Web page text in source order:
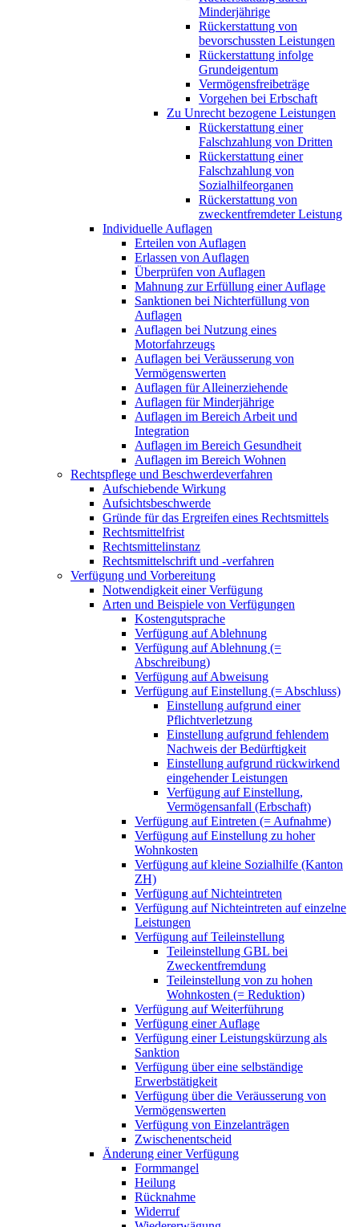
Minderjährige
Rückerstattung von
bevorschussten Leistungen
Rückerstattung infolge
Grundeigentum
Vermögensfreibeträge
Vorgehen bei Erbschaft
Zu Unrecht bezogene Leistungen
Rückerstattung einer
Falschzahlung von Dritten
Rückerstattung einer
Falschzahlung von
Sozialhilfeorganen
Rückerstattung von
zweckentfremdeter Leistung
Individuelle Auflagen
Erteilen von Auflagen
Erlassen von Auflagen
Überprüfen von Auflagen
Mahnung zur Erfüllung einer Auflage
Sanktionen bei Nichterfüllung von
Auflagen
Auflagen bei Nutzung eines
Motorfahrzeugs
Auflagen bei Veräusserung von
Vermögenswerten
Auflagen für Alleinerziehende
Auflagen für Minderjährige
Auflagen im Bereich Arbeit und
Integration
Auflagen im Bereich Gesundheit
Auflagen im Bereich Wohnen
Rechtspflege und Beschwerdeverfahren
Aufschiebende Wirkung
Aufsichtsbeschwerde
Gründe für das Ergreifen eines Rechtsmittels
Rechtsmittelfrist
Rechtsmittelinstanz
Rechtsmittelschrift und -verfahren
Verfügung und Vorbereitung
Notwendigkeit einer Verfügung
Arten und Beispiele von Verfügungen
Kostengutsprache
Verfügung auf Ablehnung
Verfügung auf Ablehnung (=
Abschreibung)
Verfügung auf Abweisung
Verfügung auf Einstellung (= Abschluss)
Einstellung aufgrund einer
Pflichtverletzung
Einstellung aufgrund fehlendem
Nachweis der Bedürftigkeit
Einstellung aufgrund rückwirkend
eingehender Leistungen
Verfügung auf Einstellung,
Vermögensanfall (Erbschaft)
Verfügung auf Eintreten (= Aufnahme)
Verfügung auf Einstellung zu hoher
Wohnkosten
Verfügung auf kleine Sozialhilfe (Kanton
ZH)
Verfügung auf Nichteintreten
Verfügung auf Nichteintreten auf einzelne
Leistungen
Verfügung auf Teileinstellung
Teileinstellung GBL bei
Zweckentfremdung
Teileinstellung von zu hohen
Wohnkosten (= Reduktion)
Verfügung auf Weiterführung
Verfügung einer Auflage
Verfügung einer Leistungskürzung als
Sanktion
Verfügung über eine selbständige
Erwerbstätigkeit
Verfügung über die Veräusserung von
Vermögenswerten
Verfügung von Einzelanträgen
Zwischenentscheid
Änderung einer Verfügung
Formmangel
Heilung
Rücknahme
Widerruf